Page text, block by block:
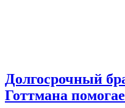
Долгосрочный
Готтмана